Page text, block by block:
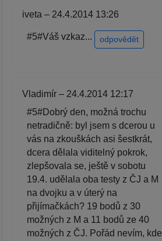
iveta – 24.4.2014 13:26
#5#Váš vzkaz... odpovědět
Vladimír – 24.4.2014 12:17
#5#Dobrý den, možná trochu
netradičně: byl jsem s dcerou u
vás na zkouškách asi šestkrát,
dcera dělala viditelný pokrok,
zlepšovala se, ještě v sobotu
19.4. udělala oba testy z ČJ a M
na dvojku a v úterý na
přijímačkách? 19 bodů z 30
možných z M a 11 bodů ze 40
možných z ČJ. Pořád nevím, kde